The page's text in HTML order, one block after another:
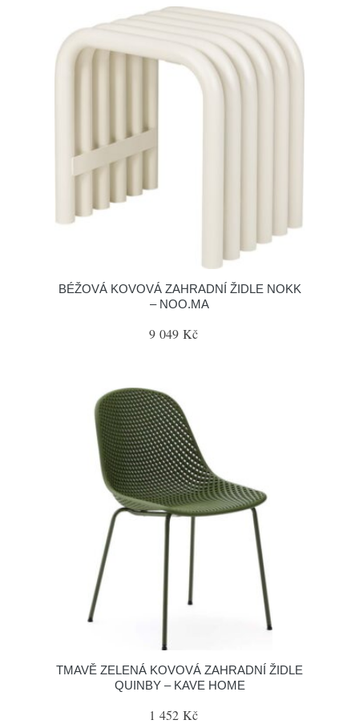
BÉŽOVÁ KOVOVÁ ZAHRADNÍ ŽIDLE NOKK
– NOO.MA
9 049 Kč
TMAVĚ ZELENÁ KOVOVÁ ZAHRADNÍ ŽIDLE
QUINBY – KAVE HOME
1 452 Kč